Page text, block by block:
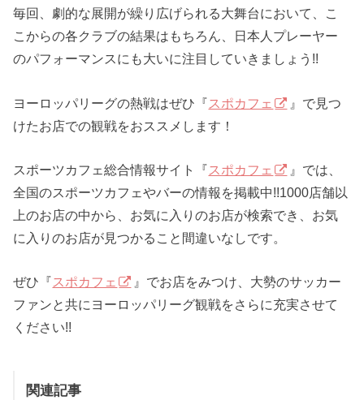
毎回、劇的な展開が繰り広げられる大舞台において、こ
こからの各クラブの結果はもちろん、日本人プレーヤー
のパフォーマンスにも大いに注目していきましょう!!
ヨーロッパリーグの熱戦はぜひ『スポカフェ
』で見つ
けたお店での観戦をおススメします！
スポーツカフェ総合情報サイト『スポカフェ
』では、
全国のスポーツカフェやバーの情報を掲載中!!1000店舗以
上のお店の中から、お気に入りのお店が検索でき、お気
に入りのお店が見つかること間違いなしです。
ぜひ『スポカフェ
』でお店をみつけ、大勢のサッカー
ファンと共にヨーロッパリーグ観戦をさらに充実させて
ください!!
関連記事